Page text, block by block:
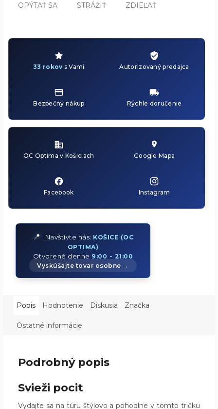
OPÝTAŤ SA STRÁŽIŤ ZDIEĽAŤ
33 rokov s Vami Autorizovaný predajca
Bezpečný nákup Rýchle doručenie
OC Optima v Košiciach Google Mapa
Facebook Instagram
📍 Navštívte nás: KOŠICE (OC
OPTIMA)
Otvorené denne 9:00 - 21:00
Vyskúšajte tovar osobne →
Popis Hodnotenie Diskusia Značka
Ostatné informácie
Podrobný popis
Svieži pocit
Vydajte sa na túru štýlovo a pohodlne v tomto tričku